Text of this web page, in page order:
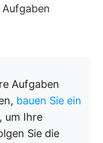
Aufgaben
bauen Sie ein
, um Ihre
Sie die